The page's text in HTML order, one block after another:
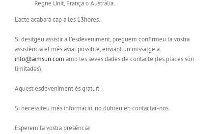
Regne Unit, França o Austràlia.
L’acte acabarà cap a les 13hores.
Si desitgeu assistir a l’esdeveniment, preguem confirmeu la vostra
assistència el més aviat possible, enviant un missatge a
info@aimsun.com amb les seves dades de contacte (les places són
limitades).
Aquest esdeveniment és gratuït.
Si necessiteu més informació, no dubteu en contactar-nos.
Esperem la vostra presència!